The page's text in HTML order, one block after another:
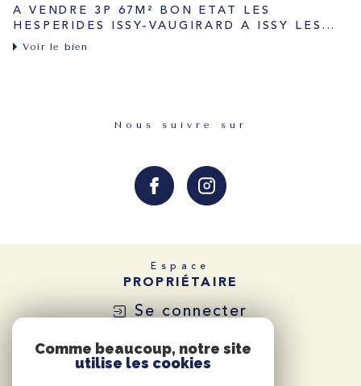
A VENDRE 3P 67M² BON ETAT LES
HESPERIDES ISSY-VAUGIRARD A ISSY LES...
Voir le bien
Nous suivre sur
Espace
PROPRIÉTAIRE
Se connecter
Comme beaucoup, notre site
utilise les cookies